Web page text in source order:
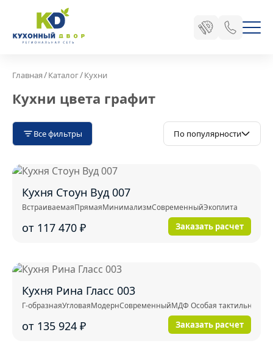
Главная/Каталог/Кухни
Кухни цвета графит
Все фильтры По популярности
Кухня Стоун Вуд 007
ВстраиваемаяПрямаяМинимализмСовременныйЭкоплита
от 117 470 ₽ Заказать расчет
Кухня Рина Гласс 003
Г-образнаяУгловаяМодернСовременныйМДФ Особая тактильность
от 135 924 ₽ Заказать расчет